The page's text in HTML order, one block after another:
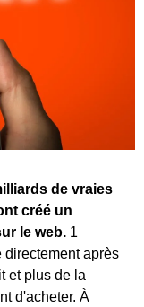
de vraies
créé un
le web. 1
directement après
et plus de la
d'acheter. À